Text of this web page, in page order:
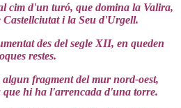
cim d'un turó, que domina la Valira,
Castellciutat i la Seu d'Urgell.
des del segle XII, en queden
restes.
fragment del mur nord-oest,
que hi ha l'arrencada d'una torre.